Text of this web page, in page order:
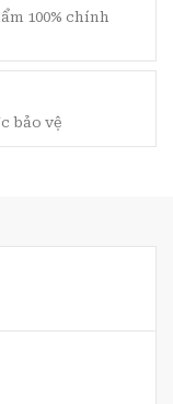
100% chính
bảo vệ